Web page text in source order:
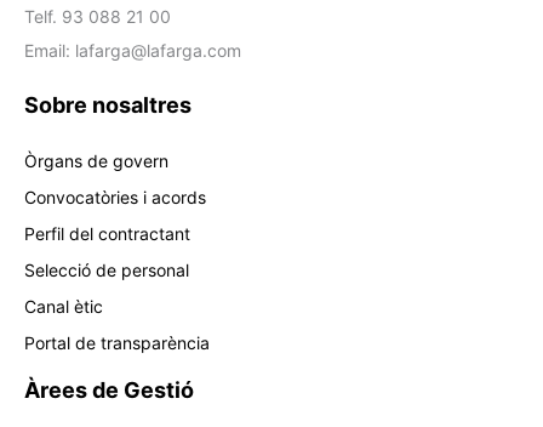
Telf. 93 088 21 00
Email: lafarga@lafarga.com
Sobre nosaltres
Òrgans de govern
Convocatòries i acords
Perfil del contractant
Selecció de personal
Canal ètic
Portal de transparència
Àrees de Gestió